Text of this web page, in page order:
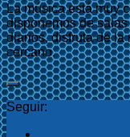
La música está muy
disponemos de
diarios, disfruta de la
cercano.
Seguir: